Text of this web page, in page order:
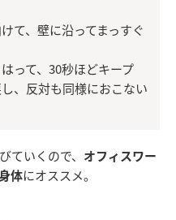
て、壁に沿ってまっすぐ
って、30秒ほどキープ
、反対も同様におこない
ていくので、 オフィスワー
体にオススメ。